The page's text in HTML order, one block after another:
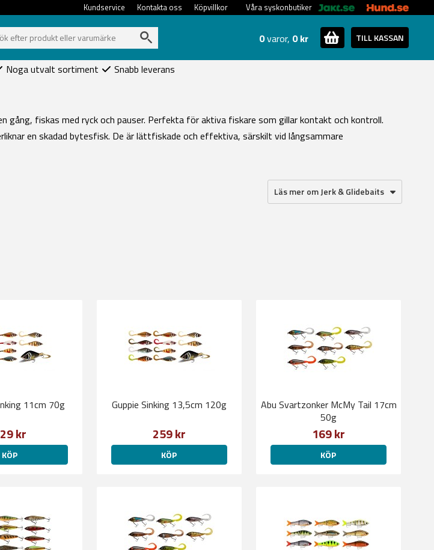
Våra syskonbutiker
Köpvillkor
Kontakta oss
Kundservice
0varor, 0 kr TILL KASSAN
Noga utvalt sortiment Snabb leverans
gång, fiskas med ryck och pauser. Perfekta för aktiva fiskare som gillar kontakt och kontroll.
en skadad bytesfisk. De är lättfiskade och effektiva, särskilt vid långsammare
Läs mer om Jerk & Glidebaits
11cm 70g
kr
KÖP
Guppie Sinking 13,5cm 120g
259 kr
KÖP
Abu Svartzonker McMy Tail 17cm
50g
169 kr
KÖP